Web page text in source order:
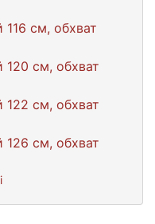
116 см, обхват
120 см, обхват
122 см, обхват
126 см, обхват